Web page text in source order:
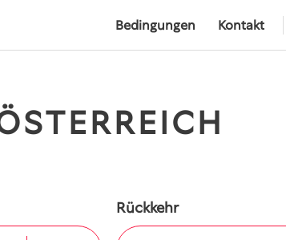
Bedingungen Kontakt
Rückkehr